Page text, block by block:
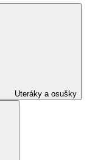
Uteráky a osušky